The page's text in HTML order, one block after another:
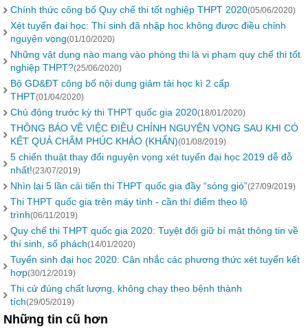
Chính thức công bố Quy chế thi tốt nghiệp THPT 2020(05/06/2020)
Xét tuyển đại học: Thí sinh đã nhập học không được điều chỉnh
nguyện vọng(01/10/2020)
Những vật dụng nào mang vào phòng thi là vi phạm quy chế thi tốt
nghiệp THPT?(25/06/2020)
Bộ GD&ĐT công bố nội dung giảm tải học kì 2 cấp
THPT(01/04/2020)
Chủ động trước kỳ thi THPT quốc gia 2020(18/01/2020)
THÔNG BÁO VỀ VIỆC ĐIỀU CHỈNH NGUYỆN VỌNG SAU KHI CÓ
KẾT QUẢ CHẤM PHÚC KHẢO (KHẨN)(01/08/2019)
5 chiến thuật thay đổi nguyện vọng xét tuyển đại học 2019 dễ đỗ
nhất!(23/07/2019)
Nhìn lại 5 lần cải tiến thi THPT quốc gia đầy “sóng gió”(27/09/2019)
Thi THPT quốc gia trên máy tính - cần thí điểm theo lộ
trình(06/11/2019)
Quy chế thi THPT quốc gia 2020: Tuyệt đối giữ bí mật thông tin về
thí sinh, số phách(14/01/2020)
Tuyển sinh đại học 2020: Cân nhắc các phương thức xét tuyển kết
hợp(30/12/2019)
Thi cử đúng chất lượng, không chạy theo bệnh thành
tích(29/05/2019)
Những tin cũ hơn